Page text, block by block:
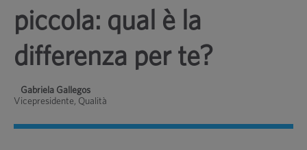
piccola: qual è la
differenza per te?
Gabriela Gallegos
Vicepresidente, Qualità